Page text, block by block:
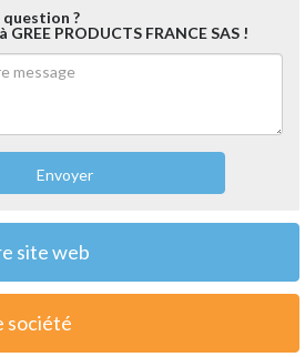
question ?
PRODUCTS FRANCE SAS !
Envoyer
site web
société